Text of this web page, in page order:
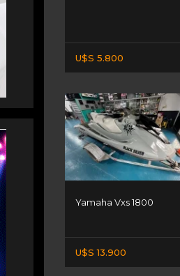
U$S 5.800
Yamaha Vxs 1800
U$S 13.900